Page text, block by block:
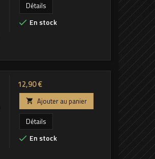
Détails
 En stock
Prix
12,90 €

Ajouter au panier
Détails
 En stock